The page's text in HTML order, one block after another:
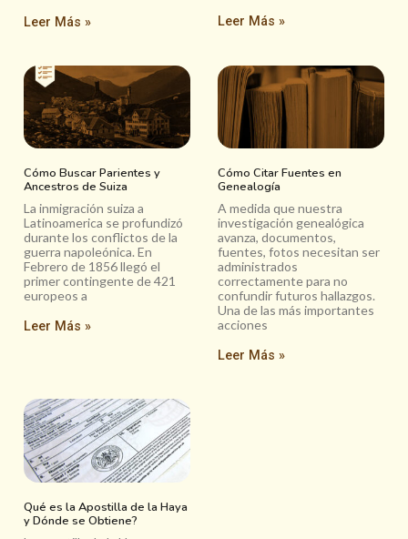
Leer Más »
Leer Más »
Cómo Buscar Parientes y
Ancestros de Suiza
La inmigración suiza a
Latinoamerica se profundizó
durante los conflictos de la
guerra napoleónica. En
Febrero de 1856 llegó el
primer contingente de 421
europeos a
Leer Más »
Cómo Citar Fuentes en
Genealogía
A medida que nuestra
investigación genealógica
avanza, documentos,
fuentes, fotos necesitan ser
administrados
correctamente para no
confundir futuros hallazgos.
Una de las más importantes
acciones
Leer Más »
Qué es la Apostilla de la Haya
y Dónde se Obtiene?